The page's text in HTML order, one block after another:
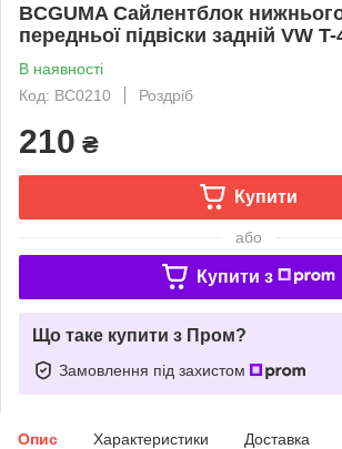
BCGUMA Сайлентблок
передньої підвіски задній VW
В наявності
Код: BC0210
Роздріб
210 ₴
Купити
або
Купити з
Що таке купити з Пром?
Замовлення під захистом
Опис Характеристики Доставка